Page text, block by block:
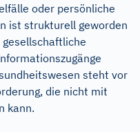
oder persönliche
ist strukturell geworden
steht vor
die nicht mit
kann.